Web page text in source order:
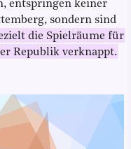
entspringen keiner
sondern sind
die Spielräume für
Republik verknappt.